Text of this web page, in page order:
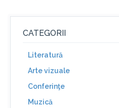
CATEGORII
Literatură
Arte vizuale
Conferinţe
Muzică